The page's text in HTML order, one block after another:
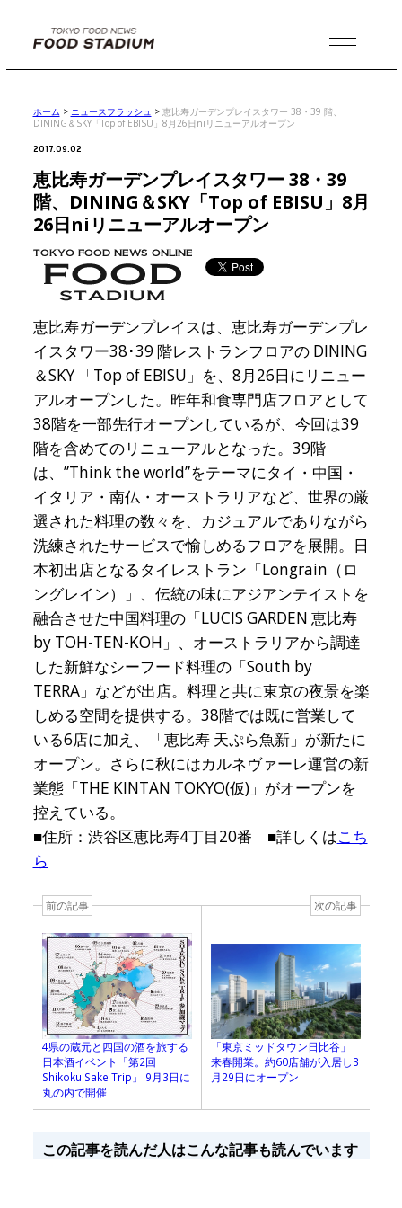
MENU
ホーム > ニュースフラッシュ > 恵比寿ガーデンプレイスタワー 38・39 階、
DINING＆SKY「Top of EBISU」8月26日niリニューアルオープン
2017.09.02
恵比寿ガーデンプレイスタワー 38・39
階、DINING＆SKY「Top of EBISU」8月
26日niリニューアルオープン
恵比寿ガーデンプレイスは、恵比寿ガーデンプレ
イスタワー38･39 階レストランフロアの DINING
＆SKY 「Top of EBISU」を、8月26日にリニュー
アルオープンした。昨年和食専門店フロアとして
38階を一部先行オープンしているが、今回は39
階を含めてのリニューアルとなった。39階
は、”Think the world”をテーマにタイ・中国・
イタリア・南仏・オーストラリアなど、世界の厳
選された料理の数々を、カジュアルでありながら
洗練されたサービスで愉しめるフロアを展開。日
本初出店となるタイレストラン「Longrain（ロ
ングレイン）」、伝統の味にアジアンテイストを
融合させた中国料理の「LUCIS GARDEN 恵比寿
by TOH-TEN-KOH」、オーストラリアから調達
した新鮮なシーフード料理の「South by
TERRA」などが出店。料理と共に東京の夜景を楽
しめる空間を提供する。38階では既に営業して
いる6店に加え、「恵比寿 天ぷら魚新」が新たに
オープン。さらに秋にはカルネヴァーレ運営の新
業態「THE KINTAN TOKYO(仮)」がオープンを
控えている。
■住所：渋谷区恵比寿4丁目20番 ■詳しくはこち
ら
前の記事
4県の蔵元と四国の酒を旅する
日本酒イベント「第2回
Shikoku Sake Trip」 9月3日に
丸の内で開催
次の記事
「東京ミッドタウン日比谷」
来春開業。約60店舗が入居し3
月29日にオープン
この記事を読んだ人はこんな記事も読んでいます